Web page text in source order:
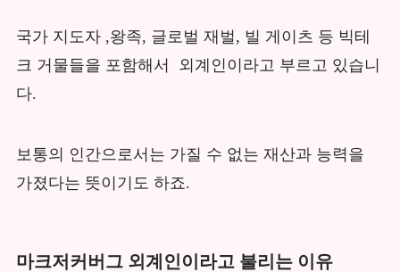
국가 지도자 ,왕족, 글로벌 재벌, 빌 게이츠 등 빅테
크 거물들을 포함해서 외계인이라고 부르고 있습니
다.
보통의 인간으로서는 가질 수 없는 재산과 능력을
가졌다는 뜻이기도 하죠.
마크저커버그 외계인이라고 불리는 이유